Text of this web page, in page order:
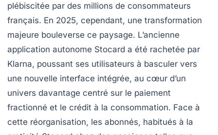
plébiscitée par des millions de consommateurs
français. En 2025, cependant, une transformation
majeure bouleverse ce paysage. L’ancienne
application autonome Stocard a été rachetée par
Klarna, poussant ses utilisateurs à basculer vers
une nouvelle interface intégrée, au cœur d’un
univers davantage centré sur le paiement
fractionné et le crédit à la consommation. Face à
cette réorganisation, les abonnés, habitués à la